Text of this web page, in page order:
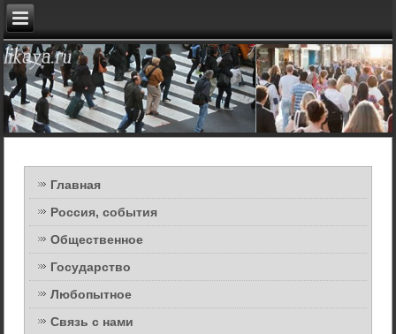
Главная
Россия, события
Общественное
Государство
Любопытное
Связь с нами